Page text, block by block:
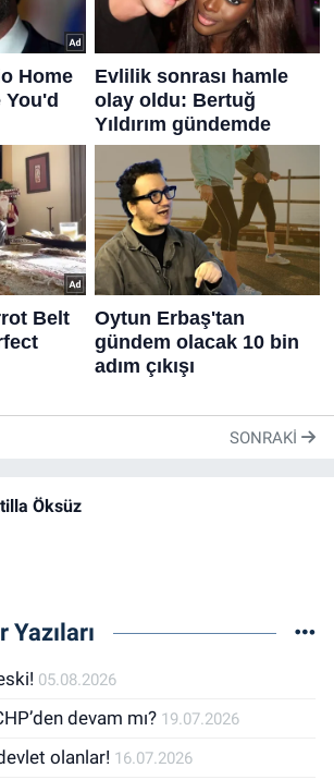
SONRAKI
Öksüz
Yazıları
05.08.2026
devam mı? 19.07.2026
olanlar! 16.07.2026